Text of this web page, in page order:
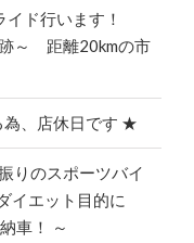
イド行います！
～ 距離20kmの市
、店休日です ★
りのスポーツバイ
イエット目的に
車！ ～